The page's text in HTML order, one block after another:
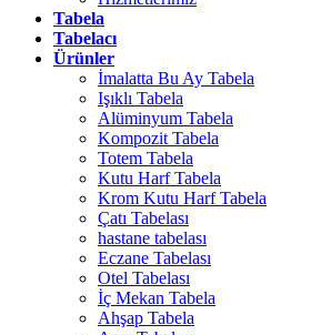
Tabela
Tabelacı
Ürünler
İmalatta Bu Ay Tabela
Işıklı Tabela
Alüminyum Tabela
Kompozit Tabela
Totem Tabela
Kutu Harf Tabela
Krom Kutu Harf Tabela
Çatı Tabelası
hastane tabelası
Eczane Tabelası
Otel Tabelası
İç Mekan Tabela
Ahşap Tabela